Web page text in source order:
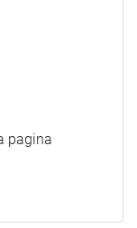
pagina